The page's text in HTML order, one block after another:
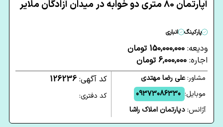
آپارتمان 80 متری دو خوابه در میدان آزادگان ملایر
پارکینگ انباری
ودیعه: 150,000,000 تومان
اجاره: 6,000,000 تومان
مشاور:علی رضا مهتدی
موبایل: 09373086330
آژانس:دپارتمان املاک راشا
کد آگهی: 126236
کد دفتری: